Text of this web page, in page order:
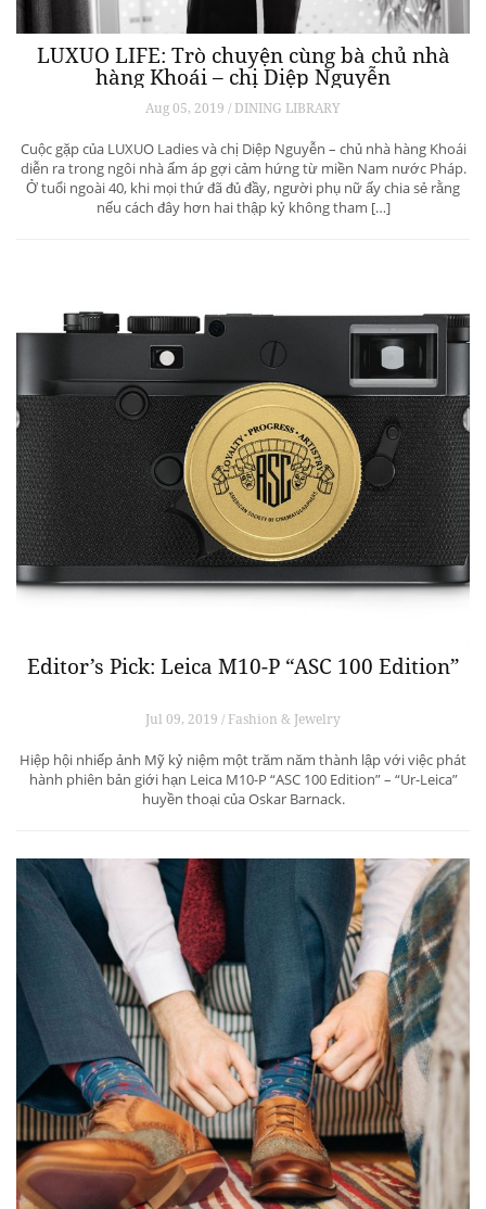
LUXUO LIFE: Trò chuyện cùng bà chủ nhà
hàng Khoái – chị Diệp Nguyễn
Aug 05, 2019 / DINING LIBRARY
Cuộc gặp của LUXUO Ladies và chị Diệp Nguyễn – chủ nhà hàng Khoái
diễn ra trong ngôi nhà ấm áp gợi cảm hứng từ miền Nam nước Pháp.
Ở tuổi ngoài 40, khi mọi thứ đã đủ đầy, người phụ nữ ấy chia sẻ rằng
nếu cách đây hơn hai thập kỷ không tham […]
Editor’s Pick: Leica M10-P “ASC 100 Edition”
Jul 09, 2019 / Fashion & Jewelry
Hiệp hội nhiếp ảnh Mỹ kỷ niệm một trăm năm thành lập với việc phát
hành phiên bản giới hạn Leica M10-P “ASC 100 Edition” – “Ur-Leica”
huyền thoại của Oskar Barnack.